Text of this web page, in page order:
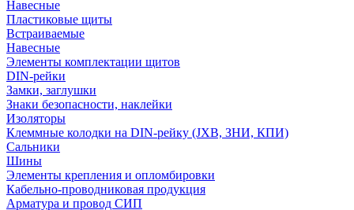
Навесные
Пластиковые щиты
Встраиваемые
Навесные
Элементы комплектации щитов
DIN-рейки
Замки, заглушки
Знаки безопасности, наклейки
Изоляторы
Клеммные колодки на DIN-рейку (JXB, ЗНИ, КПИ)
Сальники
Шины
Элементы крепления и опломбировки
Кабельно-проводниковая продукция
Арматура и провод СИП